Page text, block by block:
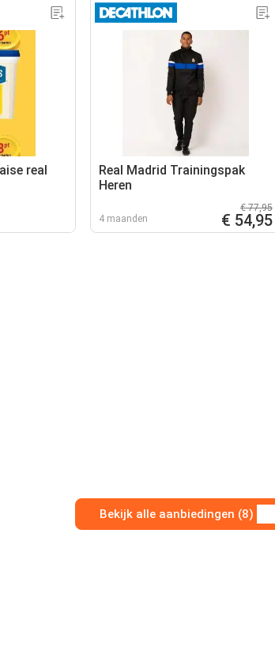
real
Real Madrid Trainingspak
Heren
4 maanden
€ 77,95
€ 54,95
Bekijk alle aanbiedingen (8)